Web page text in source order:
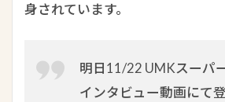
身されています。
明日11/22 UMKスーパ
インタビュー動画にて